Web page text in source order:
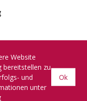
Website
bereitstellen zu
und
unter
Ok